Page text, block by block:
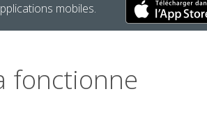
mobiles.
fonctionne